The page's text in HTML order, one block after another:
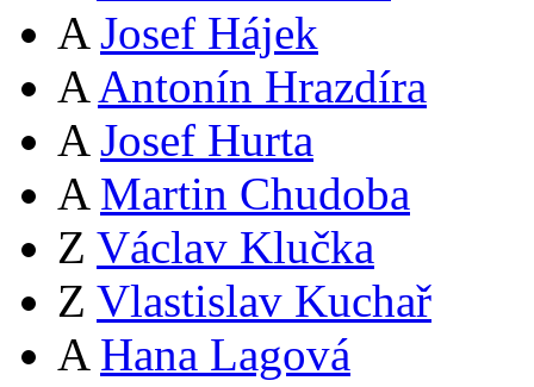
A Josef Hájek
A Antonín Hrazdíra
A Josef Hurta
A Martin Chudoba
Z Václav Klučka
Z Vlastislav Kuchař
A Hana Lagová